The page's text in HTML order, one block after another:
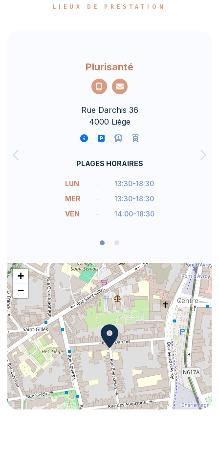
LIEUX DE PRESTATION
Plurisanté
Rue Darchis 36
4000 Liège
PLAGES HORAIRES
LUN –
13:30-18:30
MER
–
13:30-18:30
VEN
– 14:00-18:30
+
−